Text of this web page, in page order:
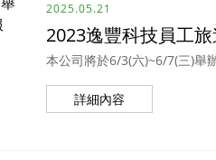
2025.05.21
2023逸豐科技員工
本公司將於6/3(六)~6/7(三)舉
詳細內容